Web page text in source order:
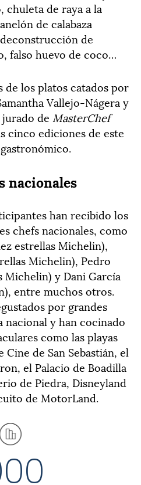
chuleta de raya a la
de calabaza
de
falso huevo de coco…
de los platos catados por
Vallejo-Nágera y
de MasterChef
cinco ediciones de este
nacionales
han recibido los
chefs nacionales, como
estrellas Michelin),
Michelin), Pedro
Michelin) y Dani García
entre muchos otros.
por grandes
nacional y han cocinado
como las playas
Cine de San Sebastián, el
el Palacio de Boadilla
de Piedra, Disneyland
de MotorLand.